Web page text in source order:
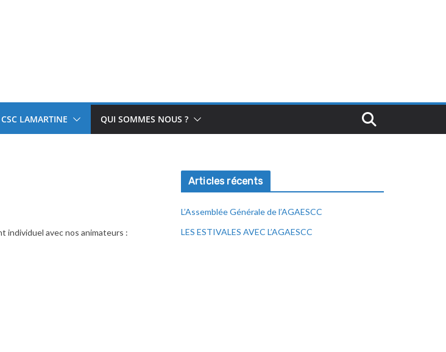
CSC LAMARTINE QUI SOMMES NOUS ?
individuel avec nos animateurs :
Articles récents
L’Assemblée Générale de l’AGAESCC
LES ESTIVALES AVEC L’AGAESCC